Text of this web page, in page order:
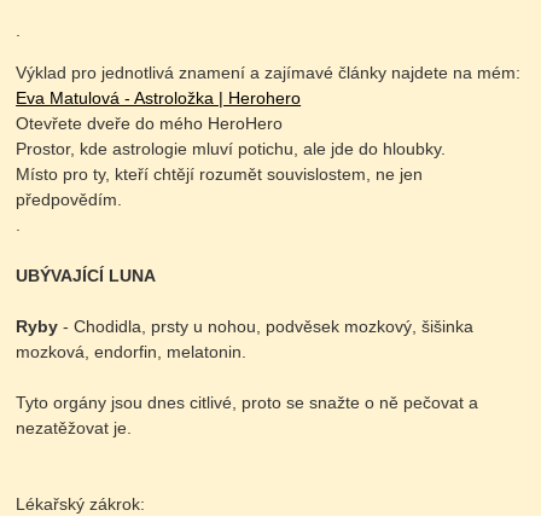
.
Výklad pro jednotlivá znamení a zajímavé články najdete na mém:
Eva Matulová - Astroložka | Herohero
Otevřete dveře do mého HeroHero
Prostor, kde astrologie mluví potichu, ale jde do hloubky.
Místo pro ty, kteří chtějí rozumět souvislostem, ne jen
předpovědím.
.
UBÝVAJÍCÍ LUNA
Ryby - Chodidla, prsty u nohou, podvěsek mozkový, šišinka
mozková, endorfin, melatonin.
Tyto orgány jsou dnes citlivé, proto se snažte o ně pečovat a
nezatěžovat je.
Lékařský zákrok: